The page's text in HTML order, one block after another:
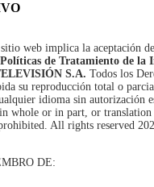
web implica la aceptación
Políticas de Tratamiento de la
S.A. Todos los
su reproducción total o
idioma sin autorización
whole or in part, or
All rights reserved
DE: